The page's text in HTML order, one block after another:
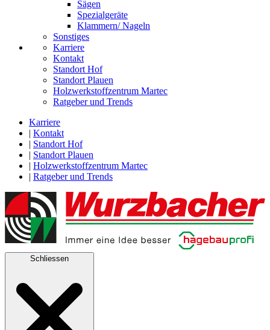
Sägen
Spezialgeräte
Klammern/ Nageln
Sonstiges
Karriere
Kontakt
Standort Hof
Standort Plauen
Holzwerkstoffzentrum Martec
Ratgeber und Trends
Karriere
| Kontakt
| Standort Hof
| Standort Plauen
| Holzwerkstoffzentrum Martec
| Ratgeber und Trends
Schliessen